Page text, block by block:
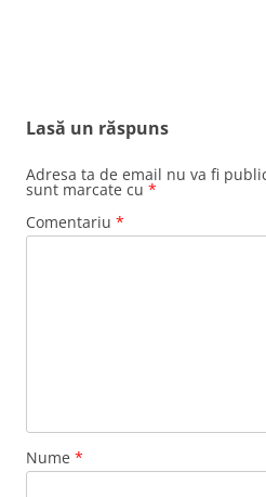
Lasă un răspuns
Adresa ta de email nu va fi
sunt marcate cu *
Comentariu *
Nume *